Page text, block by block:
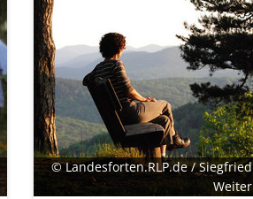
© Landesforten.RLP.de / Siegfried
Weiter